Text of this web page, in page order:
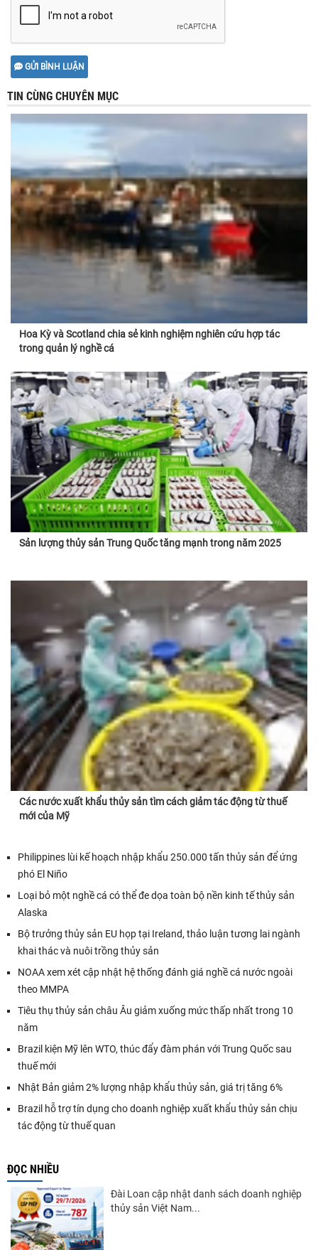
GỬI BÌNH LUẬN
TIN CÙNG CHUYÊN MỤC
Hoa Kỳ và Scotland chia sẻ kinh nghiệm nghiên cứu hợp tác
trong quản lý nghề cá
Sản lượng thủy sản Trung Quốc tăng mạnh trong năm 2025
Các nước xuất khẩu thủy sản tìm cách giảm tác động từ thuế
mới của Mỹ
Philippines lùi kế hoạch nhập khẩu 250.000 tấn thủy sản để ứng
phó El Niño
Loại bỏ một nghề cá có thể đe dọa toàn bộ nền kinh tế thủy sản
Alaska
Bộ trưởng thủy sản EU họp tại Ireland, thảo luận tương lai ngành
khai thác và nuôi trồng thủy sản
NOAA xem xét cập nhật hệ thống đánh giá nghề cá nước ngoài
theo MMPA
Tiêu thụ thủy sản châu Âu giảm xuống mức thấp nhất trong 10
năm
Brazil kiện Mỹ lên WTO, thúc đẩy đàm phán với Trung Quốc sau
thuế mới
Nhật Bản giảm 2% lượng nhập khẩu thủy sản, giá trị tăng 6%
Brazil hỗ trợ tín dụng cho doanh nghiệp xuất khẩu thủy sản chịu
tác động từ thuế quan
ĐỌC NHIỀU
Đài Loan cập nhật danh sách doanh nghiệp
thủy sản Việt Nam...